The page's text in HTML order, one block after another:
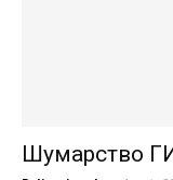
Шумарство